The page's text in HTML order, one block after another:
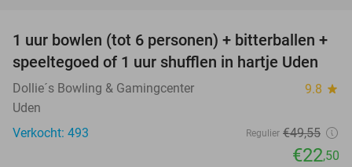
55%
1 uur bowlen (tot 6 personen) + bitterballen +
speeltegoed of 1 uur shufflen in hartje Uden
Dollie´s Bowling & Gamingcenter 9.8 star
Uden
Verkocht: 493
Regulier €49,55
€22,50